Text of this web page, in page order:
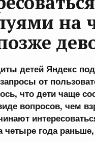
на
детей Яндекс
от
что дети чаще
вопросов, чем
четыре года